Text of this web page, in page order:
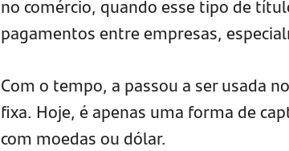
no comércio, quando esse tipo de
pagamentos entre empresas,
Com o tempo, a passou a ser usada
fixa. Hoje, é apenas uma forma de
com moedas ou dólar.